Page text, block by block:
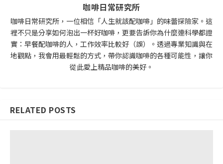
咖啡日常研究所
咖啡日常研究所，一位相信「人生就該配咖啡」的味蕾探險家。這
裡不只是分享如何泡出一杯好咖啡，更要告訴你為什麼連科學都證
實：早餐配咖啡的人，工作效率比較好（誤）。透過專業知識與在
地觀點，我會用最輕鬆的方式，帶你認識咖啡的各種可能性，讓你
從此愛上精品咖啡的美好。
RELATED POSTS